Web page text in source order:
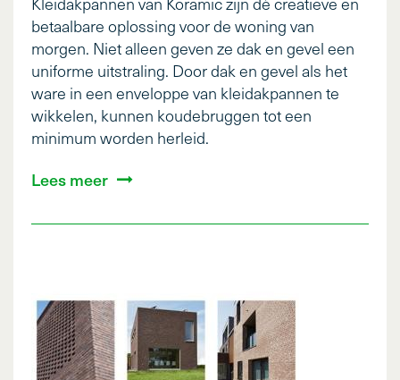
betaalbare oplossing voor de woning van
morgen. Niet alleen geven ze dak en gevel een
uniforme uitstraling. Door dak en gevel als het
ware in een enveloppe van kleidakpannen te
wikkelen, kunnen koudebruggen tot een
minimum worden herleid.
Lees meer